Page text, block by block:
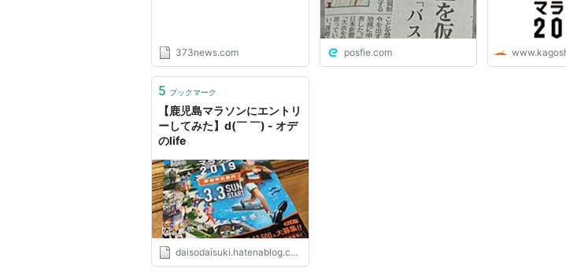
373news.com posfie.com
5 ブックマーク
【鹿児島マラソンにエントリ
ーしてみた】d(￣ ￣) - オデ
のlife
daisodaisuki.hatenablog.com